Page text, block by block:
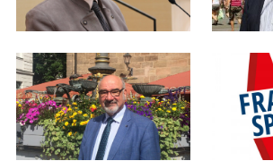
Landkreis Ansbach
Mitgliedschaft im Landtag,
Funktionen
MdL seit 20. Oktober 2008
Pflege- und Kulturpolitischer
sowie Frankensprecher der
Landtagsfraktion der FREIEN